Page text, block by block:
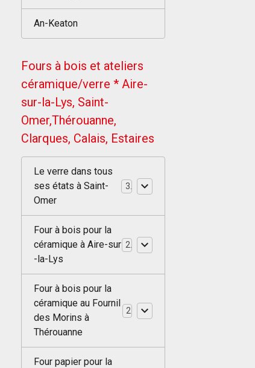
An-Keaton
Fours à bois et ateliers
céramique/verre * Aire-
sur-la-Lys, Saint-
Omer,Thérouanne,
Clarques, Calais, Estaires
Le verre dans tous
ses états à Saint-
Omer
Four à bois pour la
céramique à Aire-sur
-la-Lys
Four à bois pour la
céramique au Fournil
des Morins à
Thérouanne
Four papier pour la